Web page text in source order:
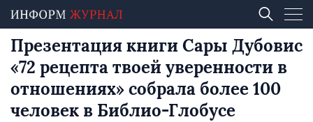
Презентация книги Сары Дубовис
«72 рецепта твоей уверенности в
отношениях» собрала более 100
человек в Библио-Глобусе